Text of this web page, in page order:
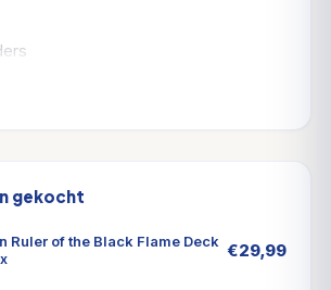
gekocht
Ruler of the Black Flame Deck €29,99